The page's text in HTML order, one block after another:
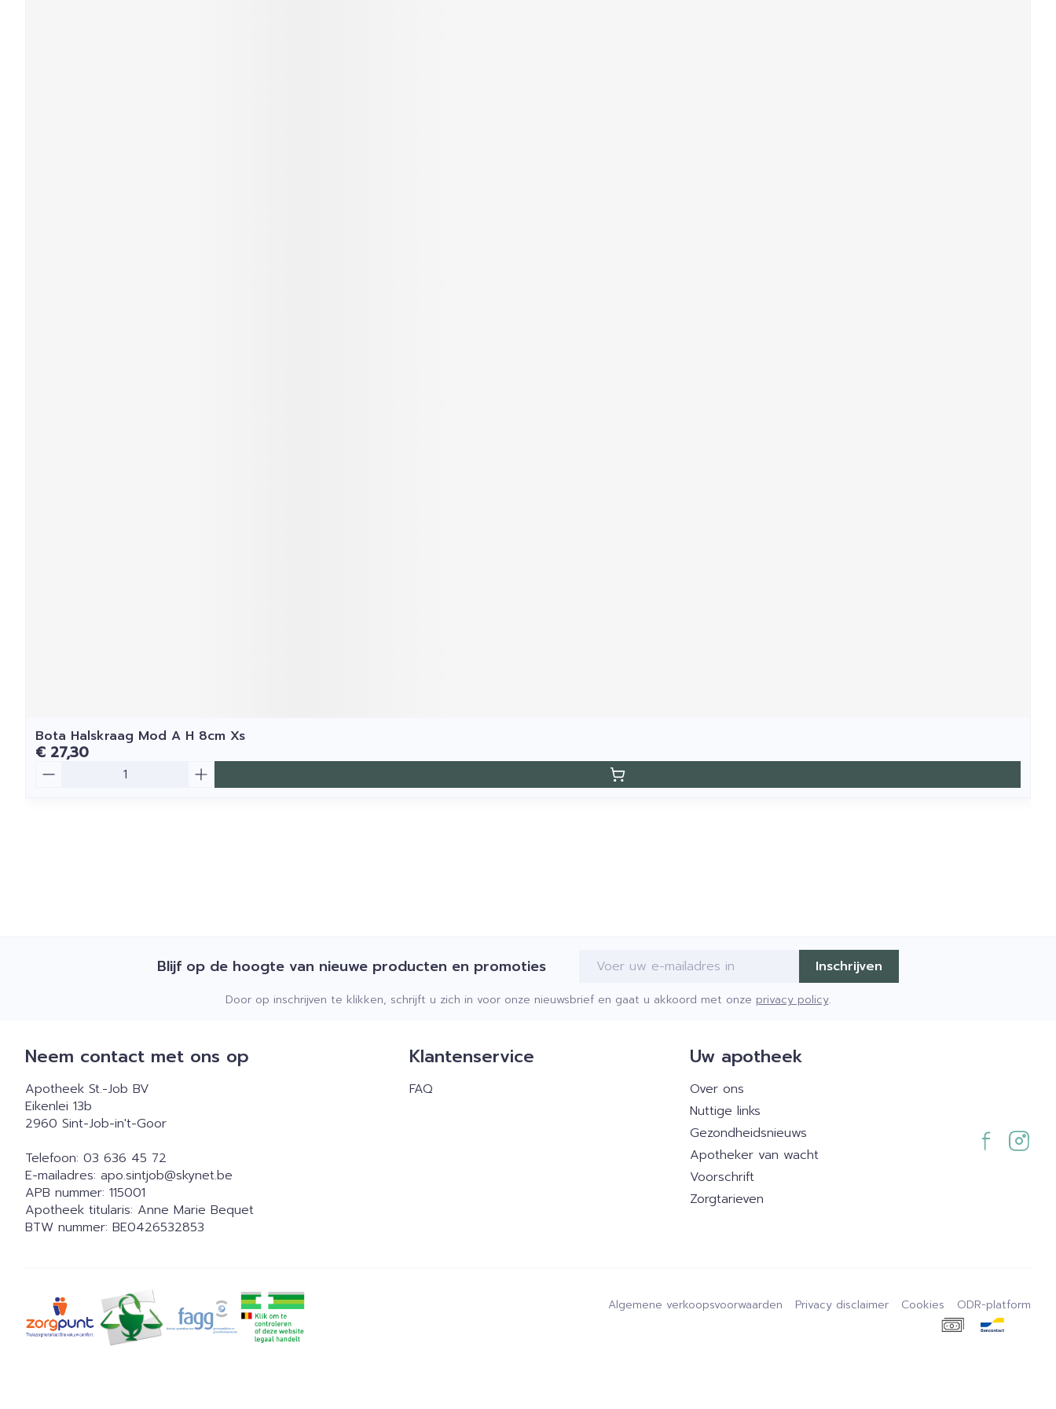
Bota Halskraag Mod A H 8cm Xs
€ 27,30
Blijf op de hoogte van nieuwe producten en promoties E-mail adres Inschrijven
Door op inschrijven te klikken, schrijft u zich in voor onze nieuwsbrief en gaat u akkoord met onze privacy policy.
Neem contact met ons op
Apotheek St.-Job BV
Eikenlei 13b
2960 Sint-Job-in't-Goor
Telefoon: 03 636 45 72
E-mailadres: apo.sintjob@skynet.be
APB nummer: 115001
Apotheek titularis: Anne Marie Bequet
BTW nummer: BE0426532853
Klantenservice
FAQ
Uw apotheek
Over ons
Nuttige links
Gezondheidsnieuws
Apotheker van wacht
Voorschrift
Zorgtarieven
Algemene verkoopsvoorwaarden Privacy disclaimer Cookies ODR-platform